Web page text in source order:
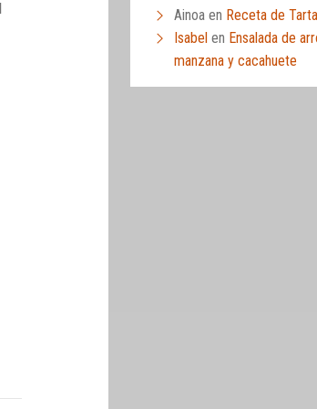
Ainoa en Receta de
Isabel en Ensalada de
manzana y cacahuete